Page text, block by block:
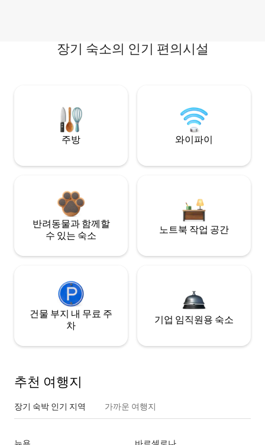
장기 숙소의 인기 편의시설
주방 와이파이
반려동물과 함께할
수 있는 숙소
노트북 작업 공간
건물 부지 내 무료 주
차
기업 임직원용 숙소
추천 여행지
장기 숙박 인기 지역 가까운 여행지